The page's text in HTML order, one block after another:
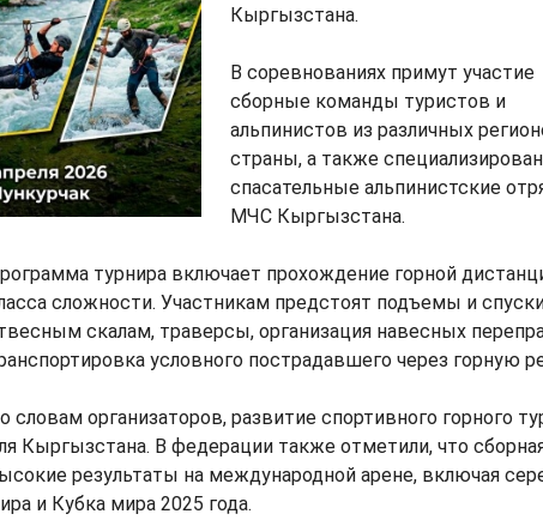
Кыргызстана.
В соревнованиях примут участие
сборные команды туристов и
альпинистов из различных
страны, а также
спасательные альпинистские
МЧС Кыргызстана.
турнира включает прохождение горной
сложности. Участникам предстоят подъемы и
скалам, траверсы, организация навесных
условного пострадавшего через горную
словам организаторов, развитие спортивного горного
Кыргызстана. В федерации также отметили, что
результаты на международной арене, включая
и Кубка мира 2025 года.